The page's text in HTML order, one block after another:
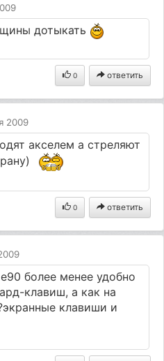
дотыкать
0 ответить
2009
акселем а стреляют
0 ответить
более менее удобно
клавиш, а как на
клавиши и